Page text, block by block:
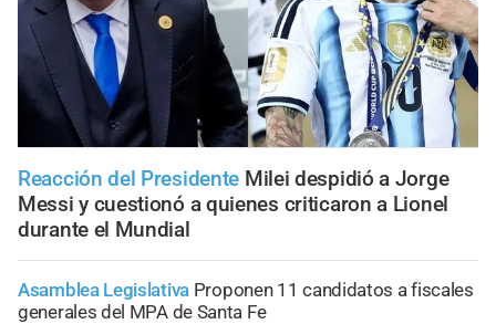
Reacción del Presidente Milei despidió a Jorge
Messi y cuestionó a quienes criticaron a Lionel
durante el Mundial
Asamblea Legislativa Proponen 11 candidatos a fiscales
generales del MPA de Santa Fe